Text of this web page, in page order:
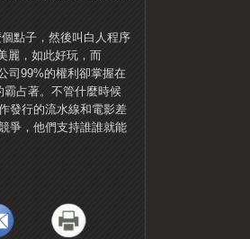
點子，然後叫白人程序
麗，如此好玩，而
司99%的權利卻掌握在
霸占著。不管什麼時候
發行的流水線和電影差
爭，他們支持誰誰就能